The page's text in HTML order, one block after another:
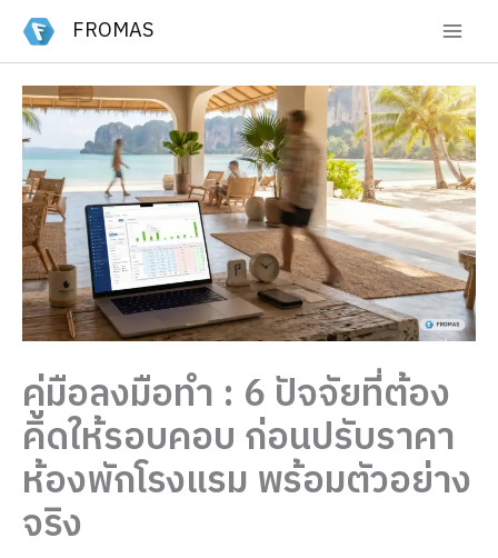
content
FROMAS
คู่มือลงมือทำ : 6 ปัจจัยที่ต้อง
คิดให้รอบคอบ ก่อนปรับราคา
ห้องพักโรงแรม พร้อมตัวอย่าง
จริง